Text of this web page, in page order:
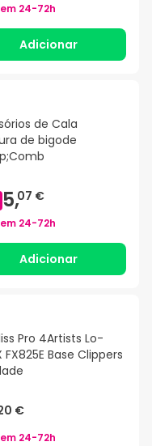
24-72h
Adicionar
de Cala
de bigode
5,07 €
24-72h
Adicionar
Pro 4Artists Lo-
FX825E Base Clippers
€
24-72h